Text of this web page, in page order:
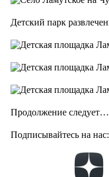
Детский парк
Продолжение следует…
Подписывайтесь на нас: